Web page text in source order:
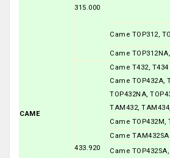
CAME
315.000
Came TOP312,
Came
433.920
Came T432, T434
Came TOP432A,
TOP432NA,
TAM432,
Came TOP432M,
Came TAM432SA
Came